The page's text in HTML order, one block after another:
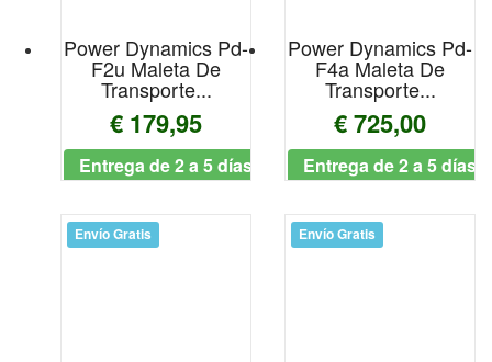
Agifty
Aguilar
Ahead
Power Dynamics Pd-
F2u Maleta De
Transporte...
€ 179,95
Entrega de 2 a 5 días
Power Dynamics Pd-
F4a Maleta De
Transporte...
€ 725,00
Entrega de 2 a 5 días
Envío Gratis Envío Gratis